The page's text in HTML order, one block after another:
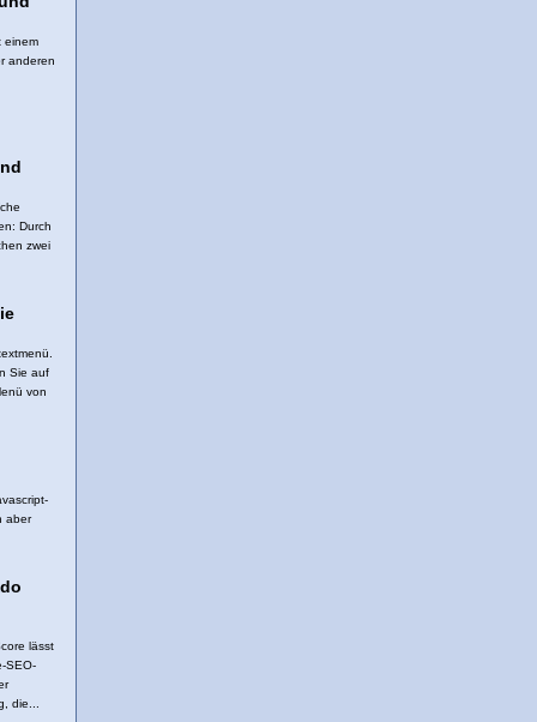
einem
anderen
Durch
zwei
Sie auf
von
aber
lässt
SEO-
die...